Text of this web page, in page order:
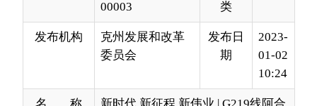
10:24
名 称 新时代 新征程 新伟业 | G219线阿合
奇县至八盘水磨公路正式通车
来 源 克州零距离